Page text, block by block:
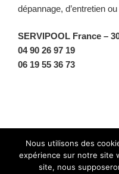
dépannage, d’entretien
SERVIPOOL France –
04 90 26 97 19
06 19 55 36 73
Nous utilisons des
expérience sur notre site
site, nous